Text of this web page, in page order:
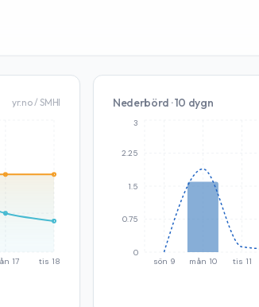
yr.no / SMHI
17 tis 18
Nederbörd · 10 dygn
sön 9 mån 10 tis 11
0
0.75
1.5
2.25
3